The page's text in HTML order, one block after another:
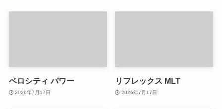
ベロシティ パワー
2026年7月17日
リフレックス MLT
2026年7月17日